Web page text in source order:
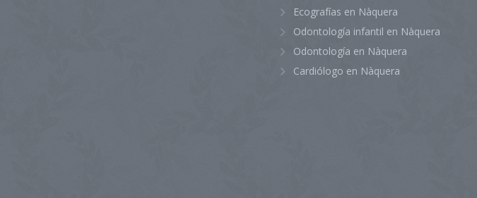
Ecografías en Nàquera
Odontología infantil en Nàquera
Odontología en Nàquera
Cardiólogo en Nàquera